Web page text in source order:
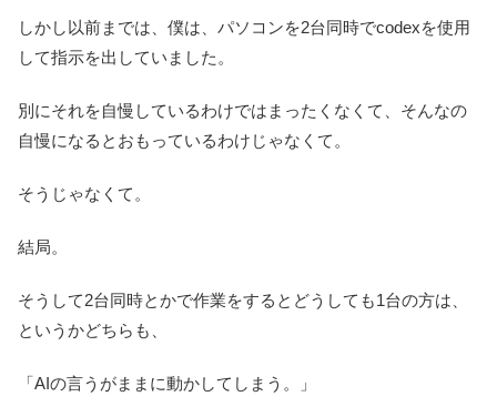
しかし以前までは、僕は、パソコンを2台同時でcodexを使用
して指示を出していました。
別にそれを自慢しているわけではまったくなくて、そんなの
自慢になるとおもっているわけじゃなくて。
そうじゃなくて。
結局。
そうして2台同時とかで作業をするとどうしても1台の方は、
というかどちらも、
「AIの言うがままに動かしてしまう。」